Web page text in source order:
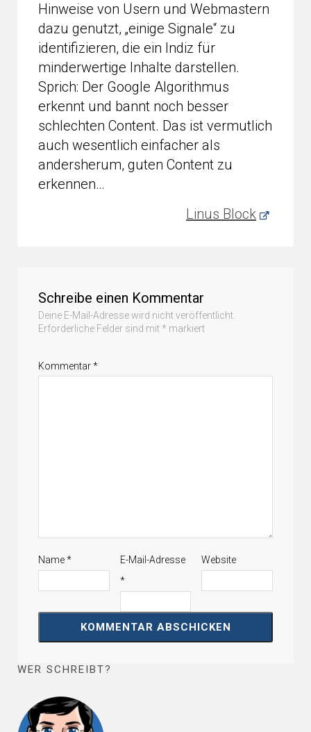
Hinweise von Usern und Webmastern
dazu genutzt, „einige Signale“ zu
identifizieren, die ein Indiz für
minderwertige Inhalte darstellen.
Sprich: Der Google Algorithmus
erkennt und bannt noch besser
schlechten Content. Das ist vermutlich
auch wesentlich einfacher als
andersherum, guten Content zu
erkennen…
Linus Block
Schreibe einen Kommentar
Deine E-Mail-Adresse wird nicht veröffentlicht.
Erforderliche Felder sind mit * markiert
Kommentar*
Name*
E-Mail-Adresse
*
Website
WER SCHREIBT?